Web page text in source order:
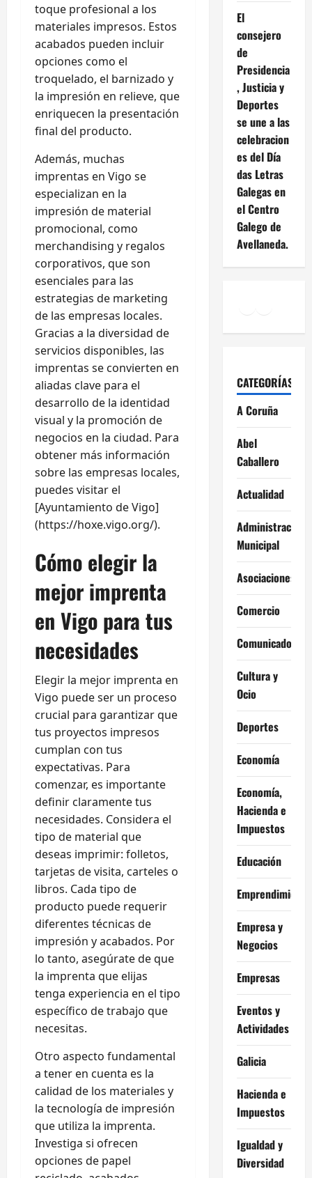
toque profesional a los
materiales impresos. Estos
acabados pueden incluir
opciones como el
troquelado, el barnizado y
la impresión en relieve, que
enriquecen la presentación
final del producto.
Además, muchas
imprentas en Vigo se
especializan en la
impresión de material
promocional, como
merchandising y regalos
corporativos, que son
esenciales para las
estrategias de marketing
de las empresas locales.
Gracias a la diversidad de
servicios disponibles, las
imprentas se convierten en
aliadas clave para el
desarrollo de la identidad
visual y la promoción de
negocios en la ciudad. Para
obtener más información
sobre las empresas locales,
puedes visitar el
[Ayuntamiento de Vigo]
(https://hoxe.vigo.org/).
Cómo elegir la
mejor imprenta
en Vigo para tus
necesidades
Elegir la mejor imprenta en
Vigo puede ser un proceso
crucial para garantizar que
tus proyectos impresos
cumplan con tus
expectativas. Para
comenzar, es importante
definir claramente tus
necesidades. Considera el
tipo de material que
deseas imprimir: folletos,
tarjetas de visita, carteles o
libros. Cada tipo de
producto puede requerir
diferentes técnicas de
impresión y acabados. Por
lo tanto, asegúrate de que
la imprenta que elijas
tenga experiencia en el tipo
específico de trabajo que
necesitas.
Otro aspecto fundamental
a tener en cuenta es la
calidad de los materiales y
la tecnología de impresión
que utiliza la imprenta.
Investiga si ofrecen
opciones de papel
El
consejero
de
Presidencia
, Justicia y
Deportes
se une a las
celebracion
es del Día
das Letras
Galegas en
el Centro
Galego de
Avellaneda.
CATEGORÍAS
A Coruña
Abel
Caballero
Actualidad
Administración
Municipal
Asociaciones
Comercio
Comunicados
Cultura y
Ocio
Deportes
Economía
Economía,
Hacienda e
Impuestos
Educación
Emprendimiento
Empresa y
Negocios
Empresas
Eventos y
Actividades
Galicia
Hacienda e
Impuestos
Igualdad y
Diversidad